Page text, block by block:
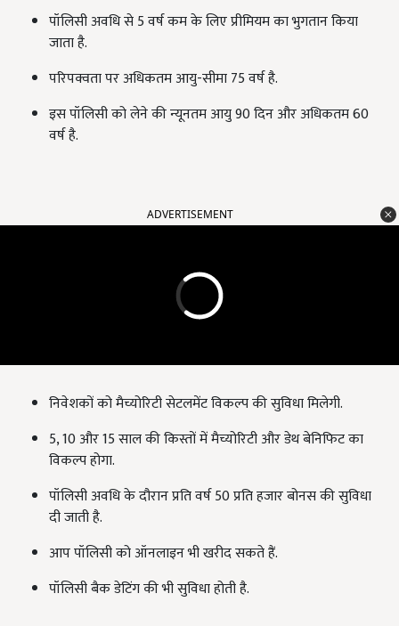
पॉलिसी अवधि से 5 वर्ष कम के लिए प्रीमियम का भुगतान किया
जाता है.
परिपक्वता पर अधिकतम आयु-सीमा 75 वर्ष है.
इस पॉलिसी को लेने की न्यूनतम आयु 90 दिन और अधिकतम 60
वर्ष है.
ADVERTISEMENT
निवेशकों को मैच्योरिटी सेटलमेंट विकल्प की सुविधा मिलेगी.
5, 10 और 15 साल की किस्तों में मैच्योरिटी और डेथ बेनिफिट का
विकल्प होगा.
पॉलिसी अवधि के दौरान प्रति वर्ष 50 प्रति हजार बोनस की सुविधा
दी जाती है.
आप पॉलिसी को ऑनलाइन भी खरीद सकते हैं.
पॉलिसी बैक डेटिंग की भी सुविधा होती है.